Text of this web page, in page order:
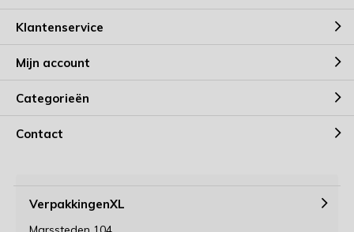
Klantenservice
Mijn account
Categorieën
Contact
VerpakkingenXL